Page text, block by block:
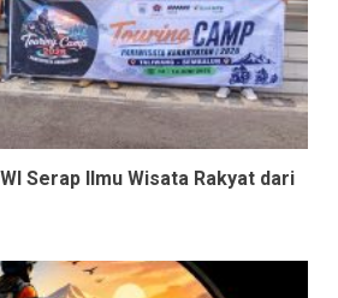
Serap Ilmu Wisata Rakyat dari